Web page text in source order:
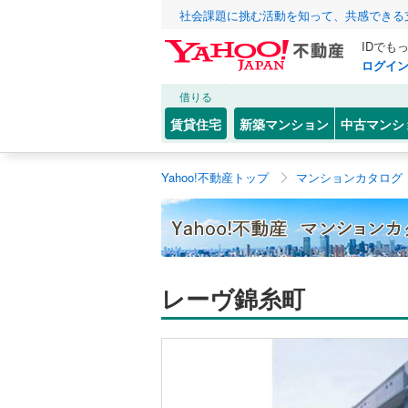
社会課題に挑む活動を知って、共感でき
IDでも
ログイン
借りる
賃貸住宅 新築マンション 中古マンシ
Yahoo!不動産トップ マンションカタログ
レーヴ錦糸町